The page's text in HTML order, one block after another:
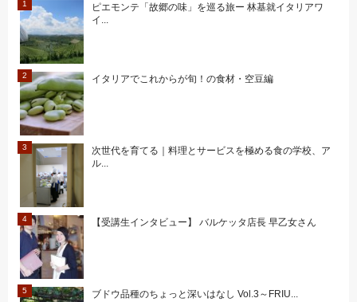
ピエモンテ「故郷の味」を巡る旅ー 林基就イタリアワ
イ...
イタリアでこれからが旬！の食材・空豆編
次世代を育てる｜料理とサービスを極める食の学校、ア
ル...
【受講生インタビュー】 バルケッタ店長 早乙女さん
ブドウ品種のちょっと深いはなし Vol.3～FRIU...